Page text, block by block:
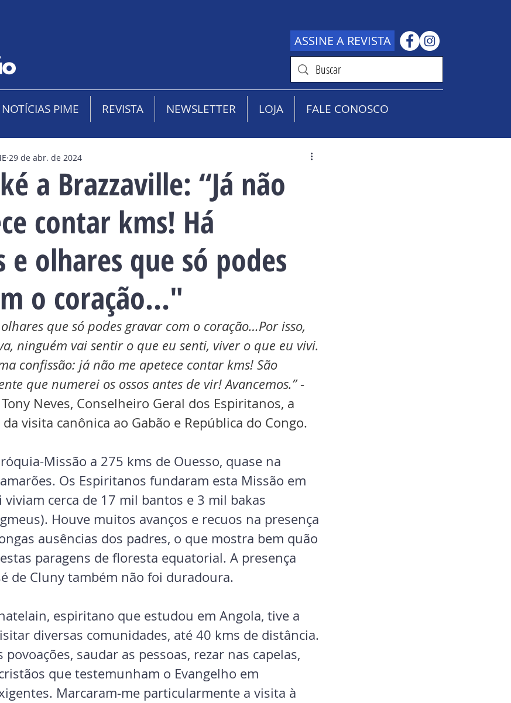
ASSINE A REVISTA
NOTÍCIAS PIME REVISTA NEWSLETTER LOJA FALE CONOSCO
a Brazzaville: “Já não
contar kms! Há
e olhares que só podes
o coração…"
29 de abr. de 2024
que só podes gravar com o coração…Por isso,
ninguém vai sentir o que eu senti, viver o que eu vivi.
confissão: já não me apetece contar kms! São
que numerei os ossos antes de vir! Avancemos.” -
Neves, Conselheiro Geral dos Espiritanos, a
visita canônica ao Gabão e República do Congo.
Missão a 275 kms de Ouesso, quase na
Os Espiritanos fundaram esta Missão em
cerca de 17 mil bantos e 3 mil bakas
Houve muitos avanços e recuos na presença
ausências dos padres, o que mostra bem quão
paragens de floresta equatorial. A presença
de Cluny também não foi duradoura.
espiritano que estudou em Angola, tive a
diversas comunidades, até 40 kms de distância.
saudar as pessoas, rezar nas capelas,
que testemunham o Evangelho em
Marcaram-me particularmente a visita à